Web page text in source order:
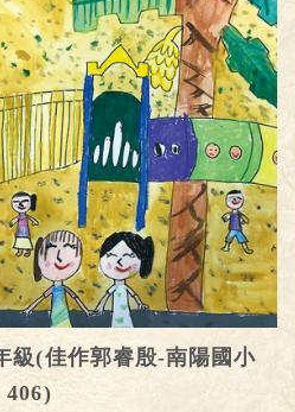
級(佳作郭睿殷-南陽國小
406)